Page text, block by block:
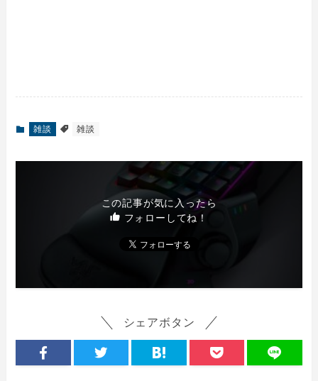
雑談 雑談
この記事が気に入ったら
フォローしてね！
シェアボタン